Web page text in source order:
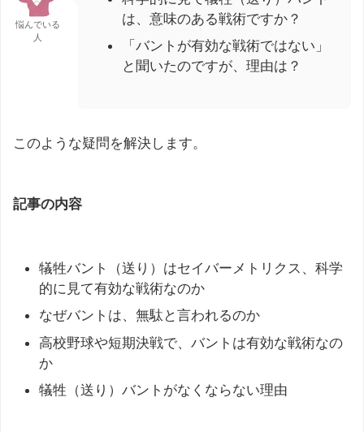
悩んでいる
人
は、意味のある戦術ですか？
「バントが有効な戦術ではない」
と聞いたのですが、理由は？
このような疑問を解決します。
記事の内容
犠牲バント（送り）はセイバーメトリクス、科学
的に見て有効な戦術なのか
なぜバントは、無駄と言われるのか
高校野球や短期決戦で、バントは有効な戦術なの
か
犠牲（送り）バントがなくならない理由